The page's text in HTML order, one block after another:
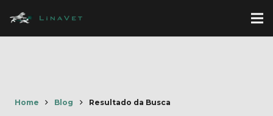
Home Blog Resultado da Busca